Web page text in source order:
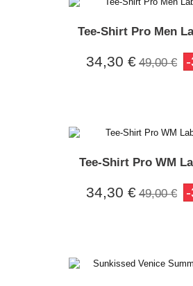
Tee-Shirt Pro Men
34,30 € 49,00 €
Tee-Shirt Pro WM
34,30 € 49,00 €